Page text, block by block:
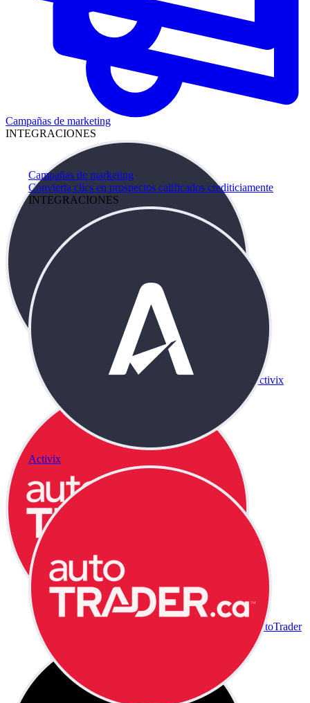
Campañas de marketing
Convierta clics en prospectos calificados crediticiamente
INTEGRACIONES
Activix
Campañas de marketing
INTEGRACIONES
Activix
AutoTrader